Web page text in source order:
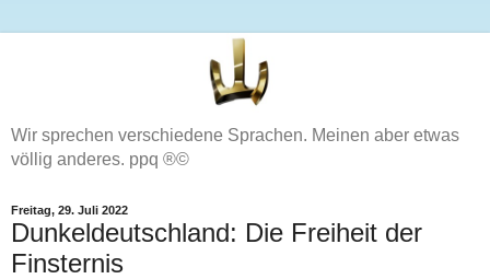
Wir sprechen verschiedene Sprachen. Meinen aber etwas
völlig anderes. ppq ®©
Freitag, 29. Juli 2022
Dunkeldeutschland: Die Freiheit der
Finsternis